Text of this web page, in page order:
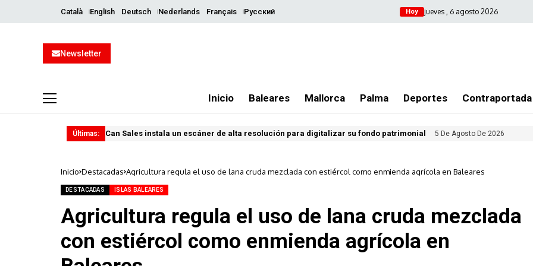
Català English Deutsch Nederlands Français Русский Hoy jueves , 6 agosto 2026
Newsletter
Inicio Baleares Mallorca Palma Deportes Contraportada
Últimas: Can Sales instala un escáner de alta resolución para digitalizar su fondo patrimonial 5 De Agosto De 2026
Inicio Destacadas Agricultura regula el uso de lana cruda mezclada con estiércol como enmienda agrícola en Baleares
DESTACADAS ISLAS BALEARES
Agricultura regula el uso de lana cruda mezclada
con estiércol como enmienda agrícola en